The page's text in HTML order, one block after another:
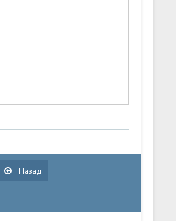
Назад